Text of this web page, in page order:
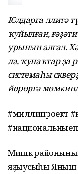
Юлдарға плитә
ҡуйылған,
урынын алған.
ла, ҡунаҡтар ҙа
системаһы
йөрөргә
#миллипроект
Мишкә
яҙыусыһы Яныш